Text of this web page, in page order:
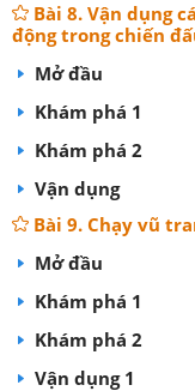
Bài 8. Vận dụng
động trong chiến
Mở đầu
Khám phá 1
Khám phá 2
Vận dụng
Bài 9. Chạy vũ
Mở đầu
Khám phá 1
Khám phá 2
Vận dụng 1